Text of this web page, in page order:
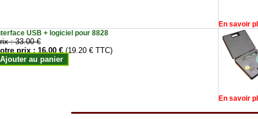
En savoir
USB + logiciel pour 8828
:33.00 €
prix :16.00 € (19.20 € TTC)
Ajouter au panier
En savoir